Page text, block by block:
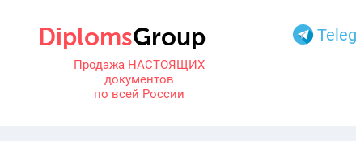
Продажа НАСТОЯЩИХ
документов
по всей России